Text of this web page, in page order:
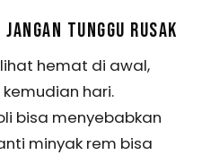
TUNGGU RUSAK
hemat di awal,
hari.
bisa menyebabkan
minyak rem bisa